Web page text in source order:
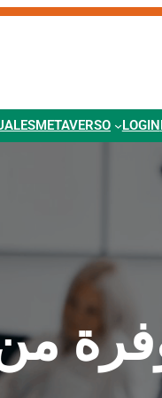
METAVERSO LOGIN